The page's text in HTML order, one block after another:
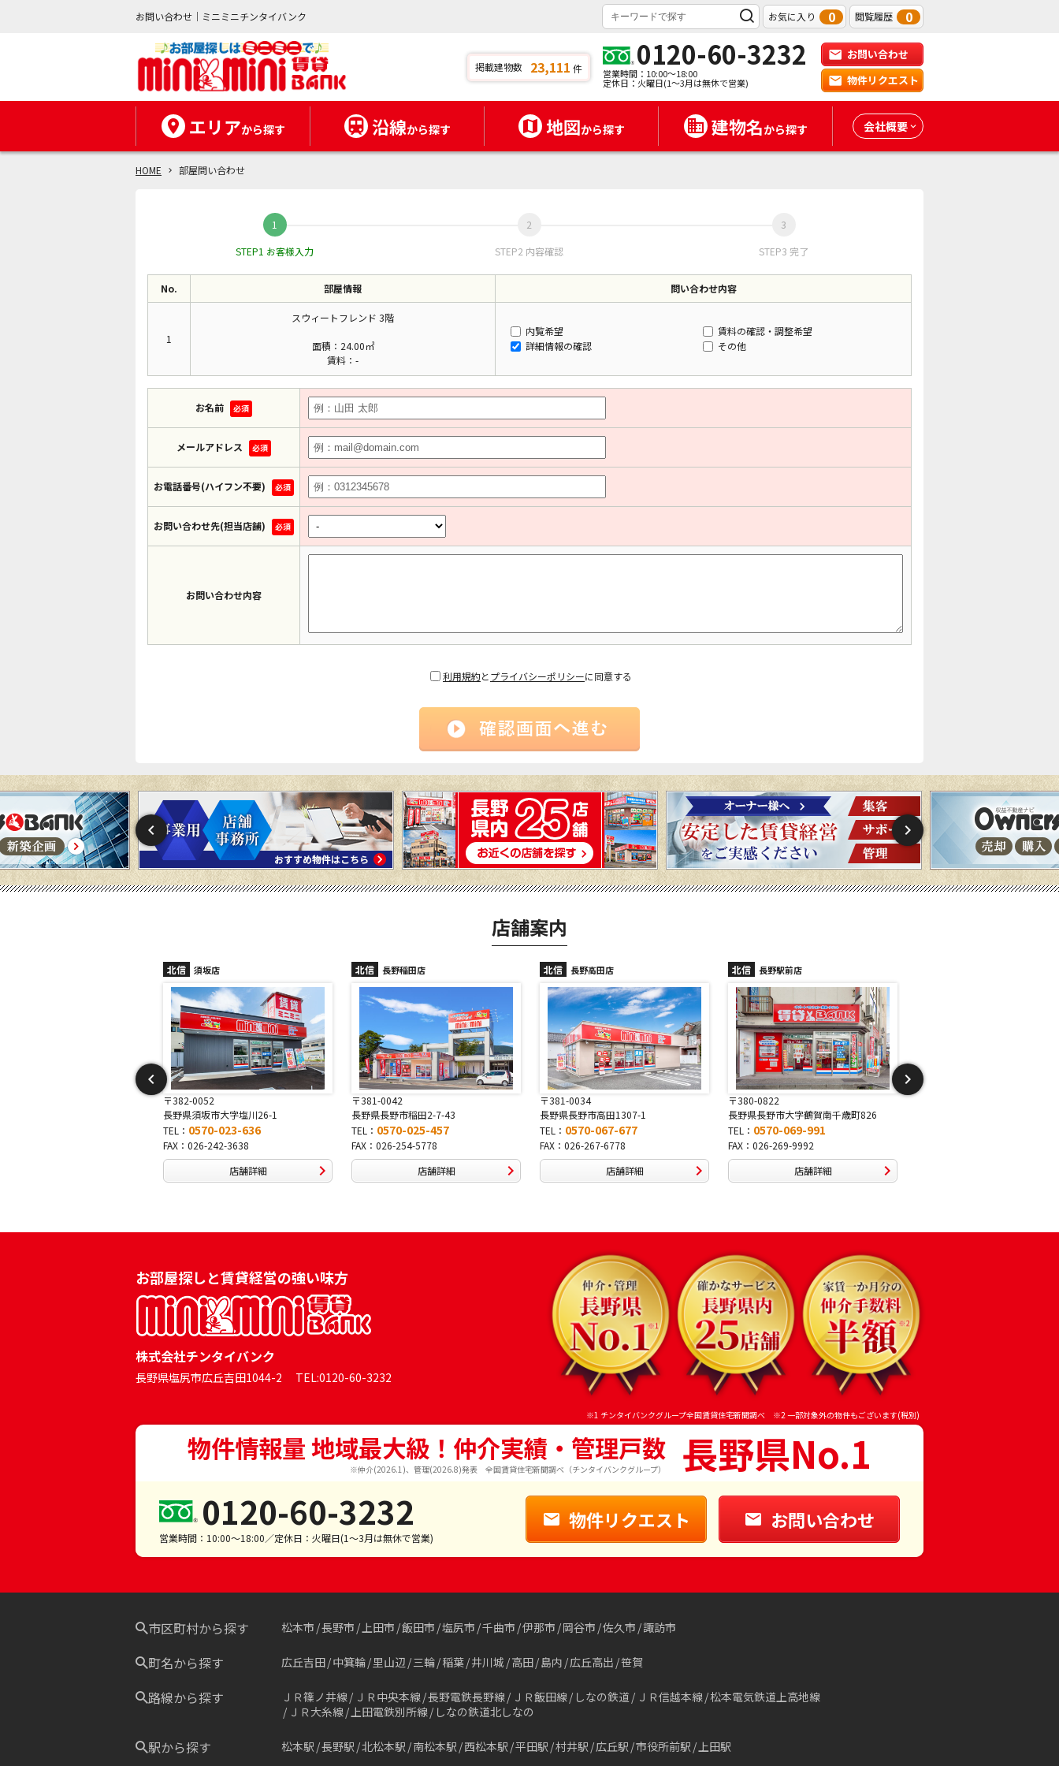
お問い合わせ｜ミニミニチンタイバンク お気に入り 0 閲覧履歴 0
掲載建物数 23,111 件 0120-60-3232
営業時間：10:00～18:00
定休日：火曜日(1～3月は無休で営業)
お問い合わせ
物件リクエスト
エリアから探す 沿線から探す 地図から探す 建物名から探す 会社概要
HOME 部屋問い合わせ
STEP1 お客様入力 STEP2 内容確認 STEP3 完了
No. 部屋情報 問い合わせ内容
1
スウィートフレンド 3階
面積：24.00㎡
賃料：-
内覧希望
賃料の確認・調整希望
詳細情報の確認
その他
お名前 必須
メールアドレス 必須
お電話番号(ハイフン不要) 必須
お問い合わせ先(担当店舗) 必須
お問い合わせ内容
利用規約とプライバシーポリシーに同意する
店舗案内
北信 長野稲田店
〒381-0042
長野県長野市稲田2-7-43
TEL： 0570-025-457
FAX：026-254-5778
店舗詳細
北信 長野高田店
〒381-0034
長野県長野市高田1307-1
TEL： 0570-067-677
FAX：026-267-6778
店舗詳細
北信 長野駅前店
〒380-0822
長野県長野市大字鶴賀南千歳町826
TEL： 0570-069-991
FAX：026-269-9992
店舗詳細
北信 長野稲里店
〒381-2243
長野県長野市稲里1-5-25
TEL： 0570-067-878
FAX：026-286-7888
店舗詳細
お部屋探しと賃貸経営の強い味方
株式会社チンタイバンク
長野県塩尻市広丘吉田1044-2 TEL:0120-60-3232
※1 チンタイバンクグループ全国賃貸住宅新聞調べ ※2 一部対象外の物件もございます(税別)
物件情報量 地域最大級！仲介実績・管理戸数
※仲介(2026.1)、管理(2026.8)発表 全国賃貸住宅新聞調べ（チンタイバンクグループ） 長野県No.1
0120-60-3232
営業時間：10:00～18:00／定休日：火曜日(1～3月は無休で営業)
物件リクエスト お問い合わせ
市区町村から探す 松本市 長野市 上田市 飯田市 塩尻市 千曲市 伊那市 岡谷市 佐久市 諏訪市
町名から探す 広丘吉田 中箕輪 里山辺 三輪 稲葉 井川城 高田 島内 広丘高出 笹賀
路線から探す ＪＲ篠ノ井線 ＪＲ中央本線 長野電鉄長野線 ＪＲ飯田線 しなの鉄道 ＪＲ信越本線 松本電気鉄道上高地線
ＪＲ大糸線 上田電鉄別所線 しなの鉄道北しなの
駅から探す 松本駅 長野駅 北松本駅 南松本駅 西松本駅 平田駅 村井駅 広丘駅 市役所前駅 上田駅